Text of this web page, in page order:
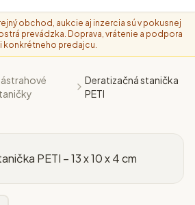
obchod, aukcie aj inzercia sú v pokusnej
prevádzka. Doprava, vrátenie a podpora
konkrétneho predajcu.
Deratizačná stanička
PETI